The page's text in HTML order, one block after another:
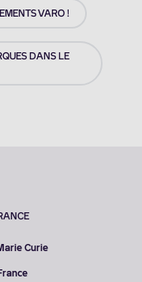
VARO !
DANS LE
Curie